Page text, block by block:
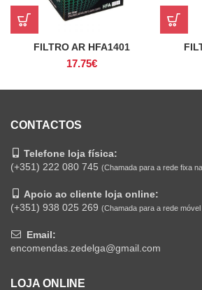
FILTRO AR HFA1401
17.75€
CONTACTOS
Telefone loja física:
(+351) 222 080 745 (Chamada para a rede fixa
Apoio ao cliente loja online:
(+351) 938 025 269 (Chamada para a rede móvel
Email:
encomendas.zedelga@gmail.com
LOJA ONLINE